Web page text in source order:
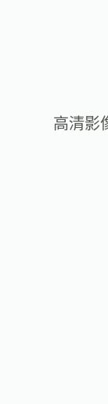
高清影